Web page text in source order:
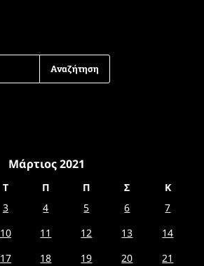
Μάρτιος 2021
Τ Π Π Σ
Κ
3 4 5 6
7
10 11 12 13
14
17 18 19 20
21